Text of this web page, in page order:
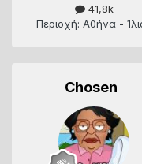
41,8k
Περιοχή: Αθήνα -
Chosen